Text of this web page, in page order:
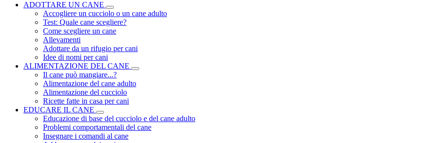
ADOTTARE UN CANE
Accogliere un cucciolo o un cane adulto
Test: Quale cane scegliere?
Come scegliere un cane
Allevamenti
Adottare da un rifugio per cani
Idee di nomi per cani
ALIMENTAZIONE DEL CANE
Il cane può mangiare...?
Alimentazione del cane adulto
Alimentazione del cucciolo
Ricette fatte in casa per cani
EDUCARE IL CANE
Educazione di base del cucciolo e del cane adulto
Problemi comportamentali del cane
Insegnare i comandi al cane